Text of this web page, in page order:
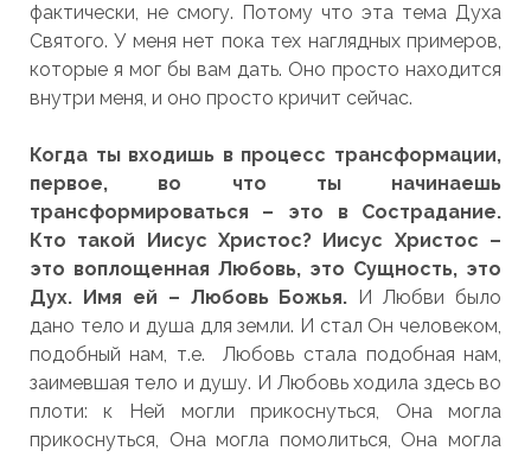
фактически, не смогу. Потому что эта тема Духа
Святого. У меня нет пока тех наглядных примеров,
которые я мог бы вам дать. Оно просто находится
внутри меня, и оно просто кричит сейчас.
Когда ты входишь в процесс трансформации,
первое, во что ты начинаешь
трансформироваться – это в Сострадание.
Кто такой Иисус Христос? Иисус Христос –
это воплощенная Любовь, это Сущность, это
Дух. Имя ей – Любовь Божья. И Любви было
дано тело и душа для земли. И стал Он человеком,
подобный нам, т.е. Любовь стала подобная нам,
заимевшая тело и душу. И Любовь ходила здесь во
плоти: к Ней могли прикоснуться, Она могла
прикоснуться, Она могла помолиться, Она могла